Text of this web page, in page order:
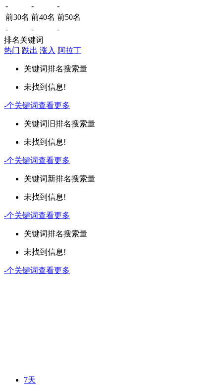
-
-
-
前30名 前40名 前50名
-
-
-
排名关键词
热门 跌出 涨入 阿拉丁
关键词排名搜索量
未找到信息!
-个关键词查看更多
关键词 旧排名搜索量
未找到信息!
-个关键词查看更多
关键词新排名搜索量
未找到信息!
-个关键词查看更多
关键词排名搜索量
未找到信息!
-个关键词查看更多
7天